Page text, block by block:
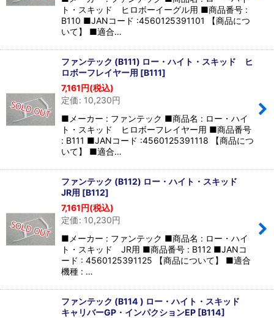
ト・スキッド ヒロボーイーグル用 ■商品番号 :
B110 ■JANコード :4560125391101 【商品につ
いて】 ■適合…
ファンテック (B111) ロー・ハイト・スキッド ヒ
ロボーフレイヤー用 [B111]
7,161円(税込)
定価: 10,230円
■メーカー : ファンテック ■商品名 : ロー・ハイ
ト・スキッド ヒロボーフレイヤー用 ■商品番号
: B111 ■JANコード :4560125391118 【商品につ
いて】 ■適合…
ファンテック (B112) ロー・ハイト・スキッド
JR用 [B112]
7,161円(税込)
定価: 10,230円
■メーカー : ファンテック ■商品名 : ロー・ハイ
ト・スキッド JR用 ■商品番号 : B112 ■JANコ
ード : 4560125391125 【商品について】 ■適合
機種 : …
ファンテック (B114 ) ロー・ハイト・スキッド
キャリバーGP・インパクションEP [B114]